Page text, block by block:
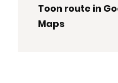
Toon route in
Maps